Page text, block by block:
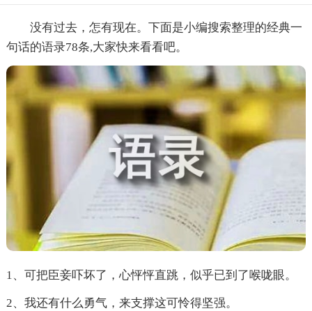
没有过去，怎有现在。下面是小编搜索整理的经典一
句话的语录78条,大家快来看看吧。
1、可把臣妾吓坏了，心怦怦直跳，似乎已到了喉咙眼。
2、我还有什么勇气，来支撑这可怜得坚强。